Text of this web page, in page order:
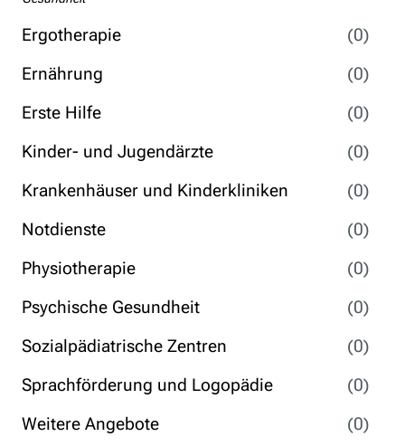
Ergotherapie
(0)
Ernährung
(0)
Erste Hilfe
(0)
Kinder- und Jugendärzte
(0)
Krankenhäuser und Kinderkliniken
(0)
Notdienste
(0)
Physiotherapie
(0)
Psychische Gesundheit
(0)
Sozialpädiatrische Zentren
(0)
Sprachförderung und Logopädie
(0)
Weitere Angebote
(0)